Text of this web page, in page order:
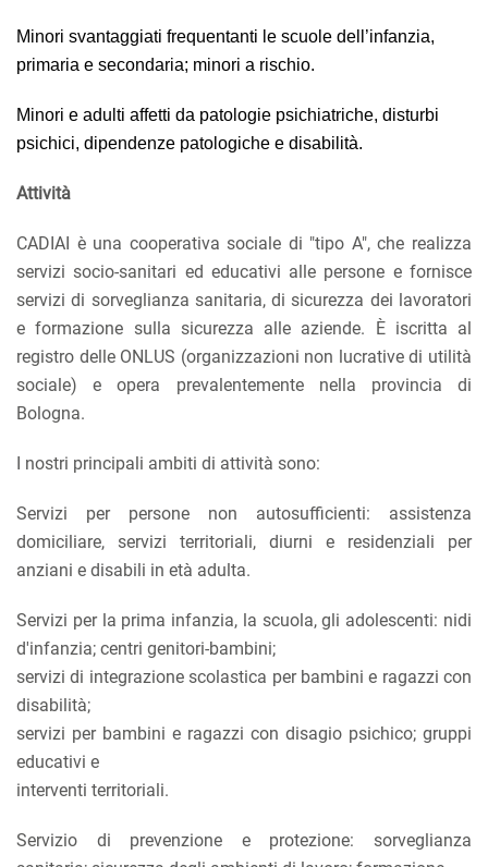
Minori svantaggiati frequentanti le scuole dell’infanzia,
primaria e secondaria; minori a rischio.
Minori e adulti affetti da patologie psichiatriche, disturbi
psichici, dipendenze patologiche e disabilità.
Attività
CADIAI è una cooperativa sociale di "tipo A", che realizza
servizi socio-sanitari ed educativi alle persone e fornisce
servizi di sorveglianza sanitaria, di sicurezza dei lavoratori
e formazione sulla sicurezza alle aziende. È iscritta al
registro delle ONLUS (organizzazioni non lucrative di utilità
sociale) e opera prevalentemente nella provincia di
Bologna.
I nostri principali ambiti di attività sono:
Servizi per persone non autosufficienti: assistenza
domiciliare, servizi territoriali, diurni e residenziali per
anziani e disabili in età adulta.
Servizi per la prima infanzia, la scuola, gli adolescenti: nidi
d'infanzia; centri genitori-bambini;
servizi di integrazione scolastica per bambini e ragazzi con
disabilità;
servizi per bambini e ragazzi con disagio psichico; gruppi
educativi e
interventi territoriali.
Servizio di prevenzione e protezione: sorveglianza